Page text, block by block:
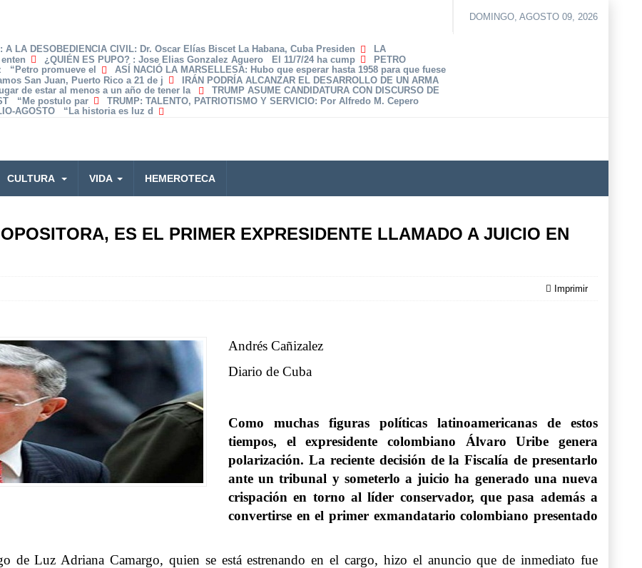
A LA DESOBEDIENCIA CIVIL: Dr. Oscar Elías Biscet La Habana, Cuba Presiden
LA
¿QUIÉN ES PUPO? : Jose Elias Gonzalez Aguero El 11/7/24 ha cump
PETRO
“Petro promueve el ASÍ NACIÓ LA MARSELLESA: Hubo que esperar hasta 1958 para que fuese
San Juan, Puerto Rico a 21 de j
IRÁN PODRÍA ALCANZAR EL DESARROLLO DE UN ARMA
de estar al menos a un año de tener la
TRUMP ASUME CANDIDATURA CON DISCURSO DE
“Me postulo par TRUMP: TALENTO, PATRIOTISMO Y SERVICIO: Por Alfredo M. Cepero
AGOSTO “La historia es luz d
DOMINGO, AGOSTO 09, 2026
CULTURA VIDA HEMEROTECA
ES EL PRIMER EXPRESIDENTE LLAMADO A JUICIO EN
Imprimir
Andrés Cañizalez
Diario de Cuba
Como muchas figuras políticas latinoamericanas de estos
tiempos, el expresidente colombiano Álvaro Uribe genera
polarización. La reciente decisión de la Fiscalía de presentarlo
ante un tribunal y someterlo a juicio ha generado una nueva
crispación en torno al líder conservador, que pasa además a
convertirse en el primer exmandatario colombiano presentado
de Luz Adriana Camargo, quien se está estrenando en el cargo, hizo el anuncio que de inmediato fue